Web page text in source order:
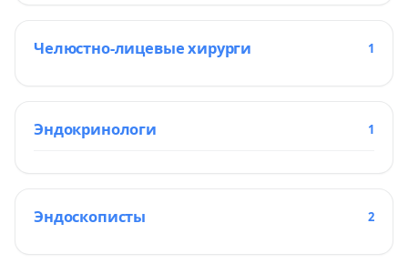
Челюстно-лицевые хирурги 1
Эндокринологи 1
Эндоскописты 2